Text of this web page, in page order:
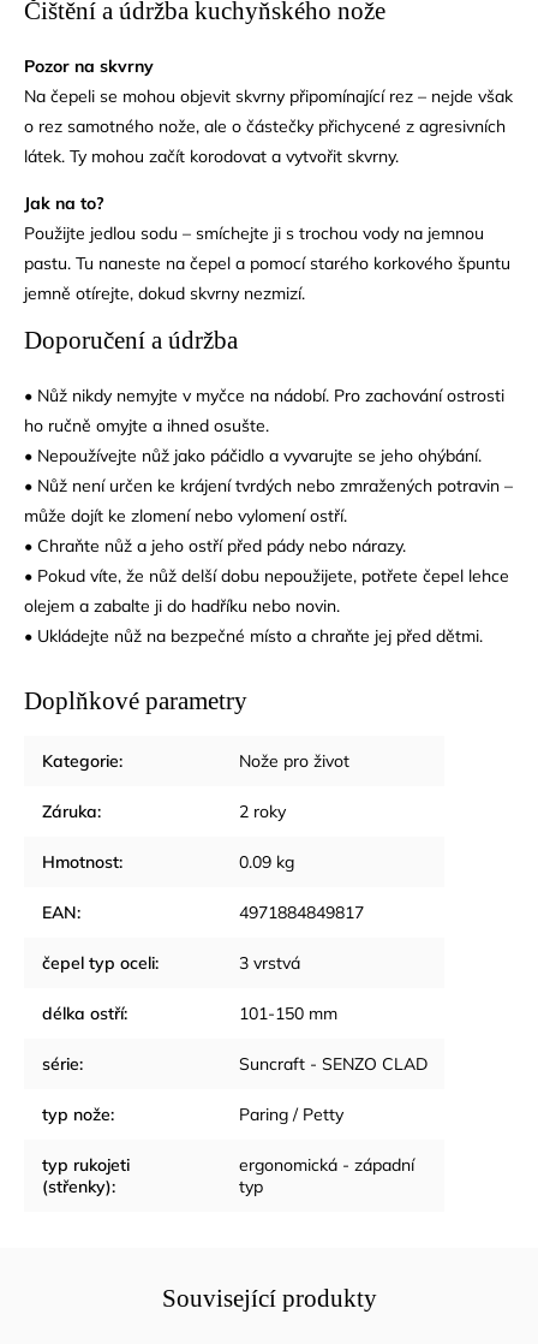
Čištění a údržba kuchyňského nože
Pozor na skvrny
Na čepeli se mohou objevit skvrny připomínající rez – nejde však
o rez samotného nože, ale o částečky přichycené z agresivních
látek. Ty mohou začít korodovat a vytvořit skvrny.
Jak na to?
Použijte jedlou sodu – smíchejte ji s trochou vody na jemnou
pastu. Tu naneste na čepel a pomocí starého korkového špuntu
jemně otírejte, dokud skvrny nezmizí.
Doporučení a údržba
• Nůž nikdy nemyjte v myčce na nádobí. Pro zachování ostrosti
ho ručně omyjte a ihned osušte.
• Nepoužívejte nůž jako páčidlo a vyvarujte se jeho ohýbání.
• Nůž není určen ke krájení tvrdých nebo zmražených potravin –
může dojít ke zlomení nebo vylomení ostří.
• Chraňte nůž a jeho ostří před pády nebo nárazy.
• Pokud víte, že nůž delší dobu nepoužijete, potřete čepel lehce
olejem a zabalte ji do hadříku nebo novin.
• Ukládejte nůž na bezpečné místo a chraňte jej před dětmi.
Doplňkové parametry
Kategorie: Nože pro život
Záruka: 2 roky
Hmotnost: 0.09 kg
EAN: 4971884849817
čepel typ oceli: 3 vrstvá
délka ostří: 101-150 mm
série: Suncraft - SENZO CLAD
typ nože: Paring / Petty
typ rukojeti
(střenky):
ergonomická - západní
typ
Související produkty